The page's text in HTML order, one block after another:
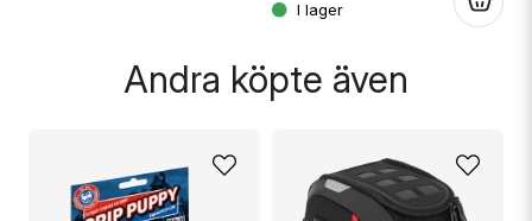
Andra köpte även